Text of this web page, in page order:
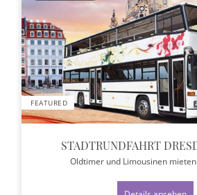
FEATURED
STADTRUNDFAHRT
Oldtimer und Limousinen mieten